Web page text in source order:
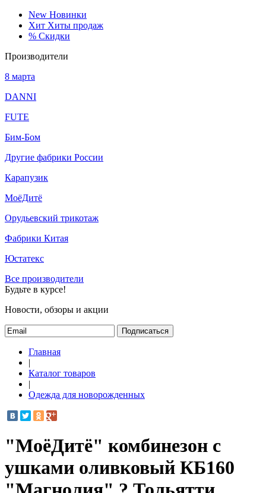
New Новинки
Хит Хиты продаж
% Скидки
Производители
8 марта
DANNI
FUTE
Бим-Бом
Другие фабрики России
Карапузик
МоёДитё
Орудьевский трикотаж
Фабрики Китая
Юстатекс
Все производители
Будьте в курсе!
Новости, обзоры и акции
Подписаться
Главная
|
Каталог товаров
|
Одежда для новорожденных
"МоёДитё" комбинезон с
ушками оливковый КБ160